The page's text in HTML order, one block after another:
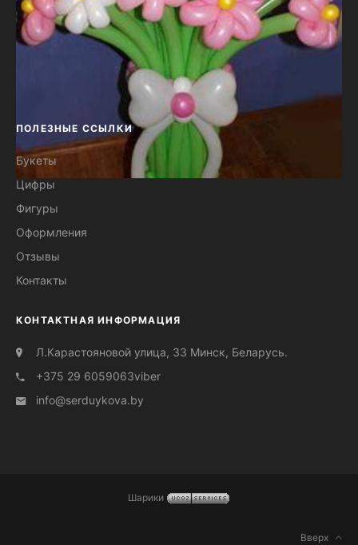
Букет 25 цветочков №15
ПОЛЕЗНЫЕ ССЫЛКИ
Букеты
Цифры
Фигуры
Оформления
Отзывы
Контакты
КОНТАКТНАЯ ИНФОРМАЦИЯ
Л.Карастояновой улица, 33 Минск, Беларусь.
+375 29 6059063viber
info@serduуkova.by
Шарики
Вверх